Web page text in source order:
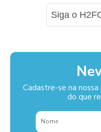
Siga o
Cadastre-se na
do que